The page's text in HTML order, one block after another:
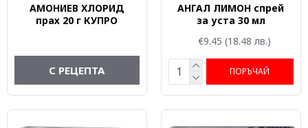
АМОНИЕВ ХЛОРИД
прах 20 г КУПРО
С РЕЦЕПТА
АНГАЛ ЛИМОН спрей
за уста 30 мл
€9.45 (18.48 лв.)
ПОРЪЧАЙ